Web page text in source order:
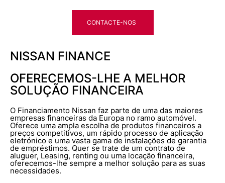
CONTACTE-NOS
NISSAN FINANCE
OFERECEMOS-LHE A MELHOR
SOLUÇÃO FINANCEIRA
O Financiamento Nissan faz parte de uma das maiores
empresas financeiras da Europa no ramo automóvel.
Oferece uma ampla escolha de produtos financeiros a
preços competitivos, um rápido processo de aplicação
eletrónico e uma vasta gama de instalações de garantia
de empréstimos. Quer se trate de um contrato de
aluguer, Leasing, renting ou uma locação financeira,
oferecemos-lhe sempre a melhor solução para as suas
necessidades.